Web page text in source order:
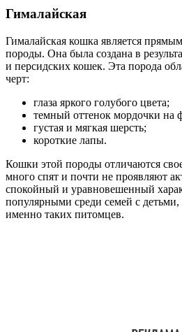
Гималайская
Гималайская кошка является
породы. Она была создана в
и персидских кошек. Эта порода
черт:
глаза яркого голубого цвета;
темный оттенок мордочки на
густая и мягкая шерсть;
короткие лапы.
Кошки этой породы отличаются
много спят и почти не проявляют
спокойный и уравновешенный
популярными среди семей с
именно таких питомцев.